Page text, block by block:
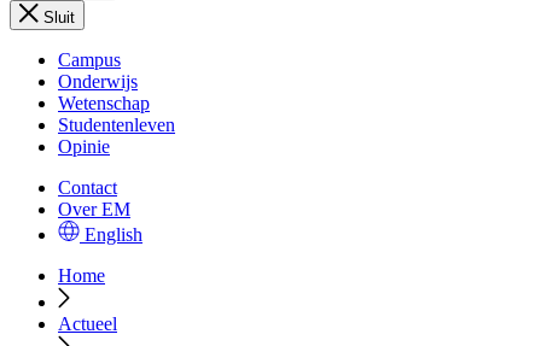
Sluit
Campus
Onderwijs
Wetenschap
Studentenleven
Opinie
Contact
Over EM
English
Home
Actueel